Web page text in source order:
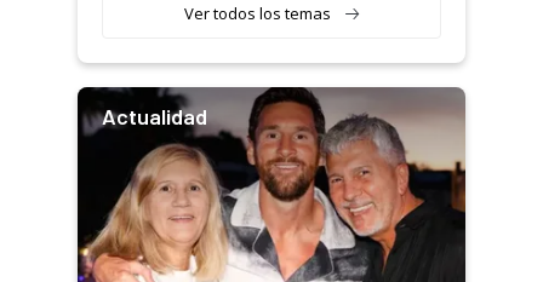
Ver todos los temas
Actualidad